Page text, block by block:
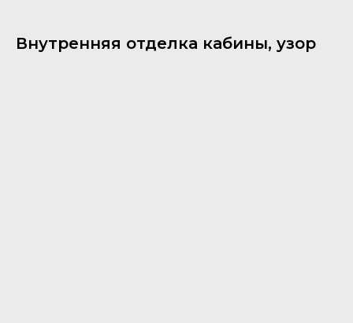
Внутренняя отделка кабины, узор